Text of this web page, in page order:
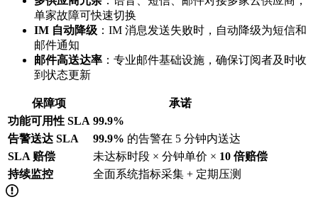
单家故障可快速切换
IM 自动降级 ：IM 消息发送失败时，自动降级为短信和
邮件通知
邮件高送达率 ：专业邮件基础设施，确保订阅者及时收
到状态更新
保障项
承诺
功能可用性 SLA 99.9%
告警送达 SLA
99.9% 的告警在 5 分钟内送达
SLA 赔偿
未达标时段 × 分钟单价 × 10 倍赔偿
持续监控
全面系统指标采集 + 定期压测